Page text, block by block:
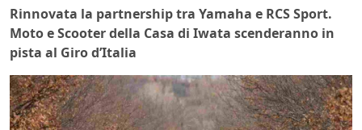
Rinnovata la partnership tra Yamaha e RCS Sport.
Moto e Scooter della Casa di Iwata scenderanno in
pista al Giro d’Italia